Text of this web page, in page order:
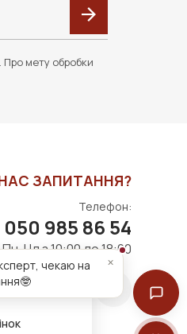
мету обробки
ЗАПИТАННЯ?
Телефон:
050 985 86 54
Пн-Нд з 10:00 до 18:00
чекаю на
×